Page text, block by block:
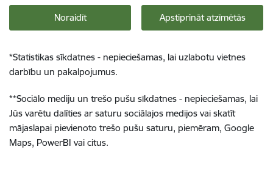
Noraidīt Apstiprināt atzīmētās
*Statistikas sīkdatnes - nepieciešamas, lai uzlabotu vietnes
darbību un pakalpojumus.
**Sociālo mediju un trešo pušu sīkdatnes - nepieciešamas, lai
Jūs varētu dalīties ar saturu sociālajos medijos vai skatīt
mājaslapai pievienoto trešo pušu saturu, piemēram, Google
Maps, PowerBI vai citus.